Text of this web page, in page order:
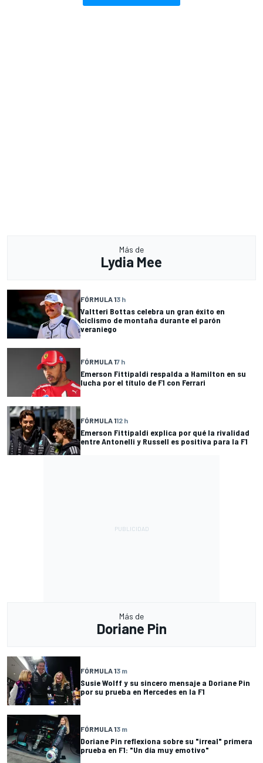
Más de
Lydia Mee
FÓRMULA 13 h
Valtteri Bottas celebra un gran éxito en
ciclismo de montaña durante el parón
veraniego
FÓRMULA 17 h
Emerson Fittipaldi respalda a Hamilton en su
lucha por el título de F1 con Ferrari
FÓRMULA 112 h
Emerson Fittipaldi explica por qué la rivalidad
entre Antonelli y Russell es positiva para la F1
Más de
Doriane Pin
FÓRMULA 13 m
Susie Wolff y su sincero mensaje a Doriane Pin
por su prueba en Mercedes en la F1
FÓRMULA 13 m
Doriane Pin reflexiona sobre su "irreal" primera
prueba en F1: "Un día muy emotivo"